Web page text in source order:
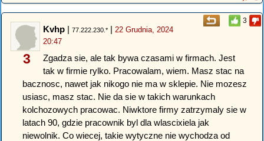
3
3
Kvhp | 77.222.230.* | 22 Grudnia, 2024
20:47
Zgadza sie, ale tak bywa czasami w firmach. Jest
tak w firmie rylko. Pracowalam, wiem. Masz stac na
bacznosc, nawet jak nikogo nie ma w sklepie. Nie mozesz
usiasc, masz stac. Nie da sie w takich warunkach
kolchozowych pracowac. Niwktore firmy zatrzymaly sie w
latach 90, gdzie pracownik byl dla wlascixiela jak
niewolnik. Co wiecej, takie wytyczne nie wychodza od